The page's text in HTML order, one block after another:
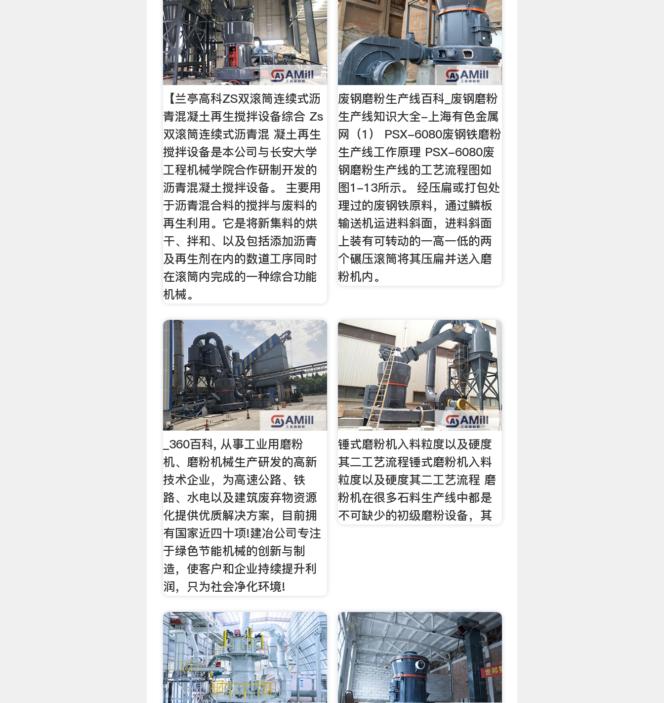
【兰亭高科ZS双滚筒连续式沥
青混凝土再生搅拌设备综合 Zs
双滚筒连续式沥青混 凝土再生
搅拌设备是本公司与长安大学
工程机械学院合作研制开发的
沥青混凝土搅拌设备。 主要用
于沥青混合料的搅拌与废料的
再生利用。它是将新集料的烘
干、拌和、以及包括添加沥青
及再生剂在内的数道工序同时
在滚筒内完成的一种综合功能
机械。
废钢磨粉生产线百科_废钢磨粉
生产线知识大全-上海有色金属
网（1） PSX-6080废钢铁磨粉
生产线工作原理 PSX-6080废
钢磨粉生产线的工艺流程图如
图1-13所示。 经压扁或打包处
理过的废钢铁原料，通过鳞板
输送机运进料斜面，进料斜面
上装有可转动的一高一低的两
个碾压滚筒将其压扁并送入磨
粉机内。
_360百科, 从事工业用磨粉
机、磨粉机械生产研发的高新
技术企业，为高速公路、铁
路、水电以及建筑废弃物资源
化提供优质解决方案，目前拥
有国家近四十项!建冶公司专注
于绿色节能机械的创新与制
造，使客户和企业持续提升利
润，只为社会净化环境!
锤式磨粉机入料粒度以及硬度
其二工艺流程锤式磨粉机入料
粒度以及硬度其二工艺流程 磨
粉机在很多石料生产线中都是
不可缺少的初级磨粉设备，其